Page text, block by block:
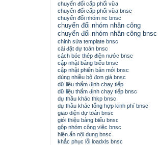
chuyển đổi cấp phối vữa
chuyển đổi cấp phối vữa bnsc
chuyển đổi nhóm nc bnsc
chuyển đổi nhóm nhân công
chuyển đổi nhóm nhân công bnsc
chỉnh sửa template bnsc
cài đặt dự toán bnsc
cách bóc thép điện nước bnsc
cập nhật bảng biểu bnsc
cập nhật phiên bản mới bnsc
dùng nhiều bộ đơn giá bnsc
dữ liệu thẩm định chạy tiếp
dữ liệu thẩm định chạy tiếp bnsc
dự thầu khác thkp bnsc
dự thầu khác tổng hợp kinh phí bnsc
giao diện dự toán bnsc
giới thiệu bảng biểu bnsc
gộp nhóm công việc bnsc
hiện ẩn nội dung bnsc
khắc phục lỗi loadxls bnsc